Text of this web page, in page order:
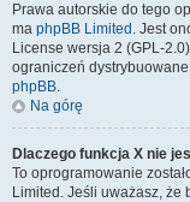
Prawa autorskie do tego
ma phpBB Limited . Jest
License wersja 2 (GPL-
ograniczeń
phpBB.
Na górę
Dlaczego funkcja X nie
To oprogramowanie
Limited. Jeśli uważasz, że